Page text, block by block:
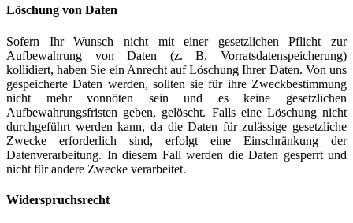
Löschung von Daten
Sofern Ihr Wunsch nicht mit einer gesetzlichen Pflicht zur
Aufbewahrung von Daten (z. B. Vorratsdatenspeicherung)
kollidiert, haben Sie ein Anrecht auf Löschung Ihrer Daten. Von uns
gespeicherte Daten werden, sollten sie für ihre Zweckbestimmung
nicht mehr vonnöten sein und es keine gesetzlichen
Aufbewahrungsfristen geben, gelöscht. Falls eine Löschung nicht
durchgeführt werden kann, da die Daten für zulässige gesetzliche
Zwecke erforderlich sind, erfolgt eine Einschränkung der
Datenverarbeitung. In diesem Fall werden die Daten gesperrt und
nicht für andere Zwecke verarbeitet.
Widerspruchsrecht